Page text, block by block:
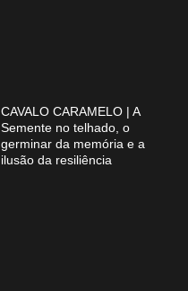
CAVALO CARAMELO | A
Semente no telhado, o
germinar da memória e a
ilusão da resiliência